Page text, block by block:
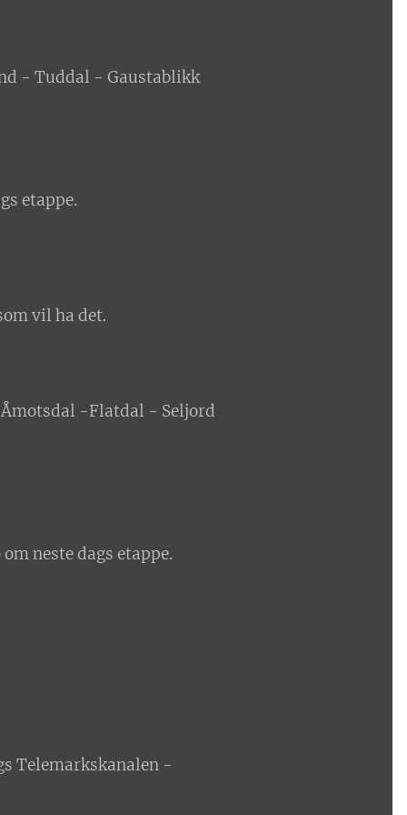
- Tuddal - Gaustablikk
etappe.
vil ha det.
-Flatdal - Seljord
neste dags etappe.
Telemarkskanalen -